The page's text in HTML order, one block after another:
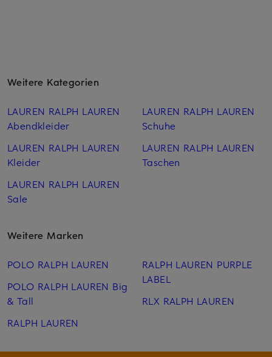
Weitere Kategorien
LAUREN RALPH LAUREN
Abendkleider
LAUREN RALPH LAUREN
Kleider
LAUREN RALPH LAUREN
Sale
LAUREN RALPH LAUREN
Schuhe
LAUREN RALPH LAUREN
Taschen
Weitere Marken
POLO RALPH LAUREN
POLO RALPH LAUREN Big
& Tall
RALPH LAUREN
RALPH LAUREN PURPLE
LABEL
RLX RALPH LAUREN